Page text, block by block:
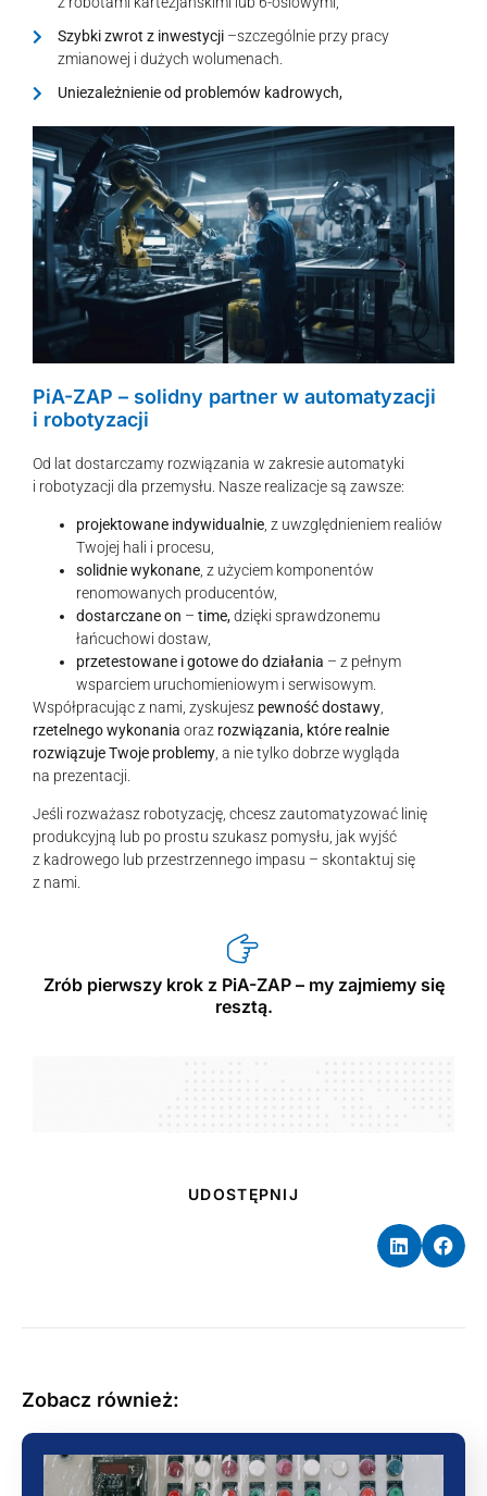
Szybki zwrot z inwestycji–szczególnie przy pracy
zmianowej i dużych wolumenach.
Uniezależnienie od problemów kadrowych,
PiA-ZAP – solidny partner w automatyzacji
i robotyzacji
Od lat dostarczamy rozwiązania w zakresie automatyki
i robotyzacji dla przemysłu. Nasze realizacje są zawsze:
projektowane indywidualnie , z uwzględnieniem realiów
Twojej hali i procesu,
solidnie wykonane , z użyciem komponentów
renomowanych producentów,
dostarczane on – time,dzięki sprawdzonemu
łańcuchowi dostaw,
przetestowane i gotowe do działania – z pełnym
wsparciem uruchomieniowym i serwisowym.
Współpracując z nami, zyskujesz pewność dostawy
rzetelnego wykonania oraz rozwiązania, które realnie
rozwiązuje Twoje problemy , a nie tylko dobrze wygląda
na prezentacji.
Jeśli rozważasz robotyzację, chcesz zautomatyzować linię
produkcyjną lub po prostu szukasz pomysłu, jak wyjść
z kadrowego lub przestrzennego impasu – skontaktuj się
z nami.
Zrób pierwszy krok z PiA-ZAP – my zajmiemy się
resztą.
UDOSTĘPNIJ
Zobacz również: